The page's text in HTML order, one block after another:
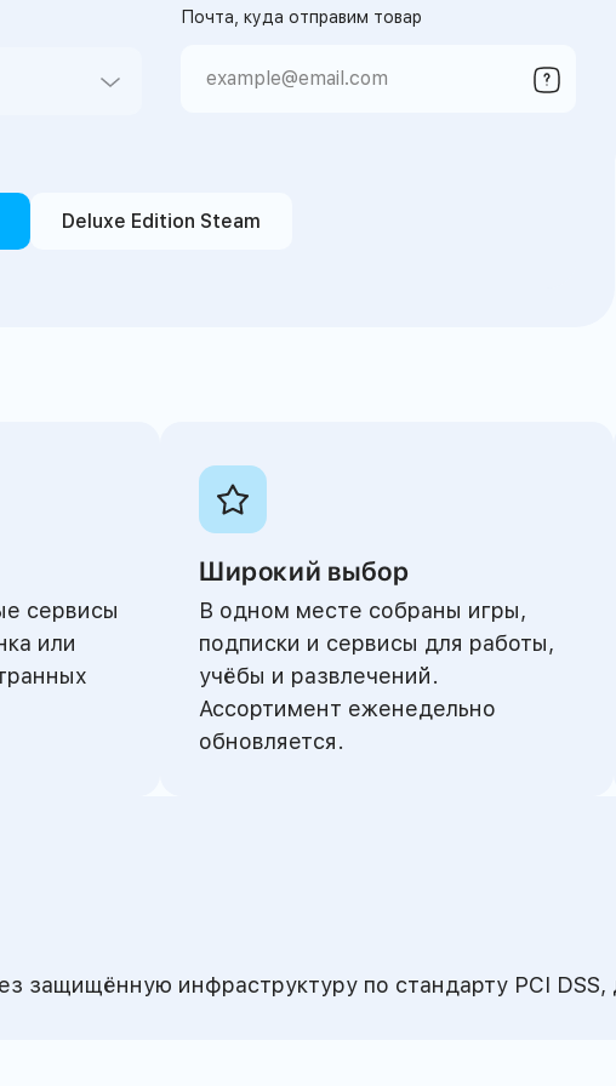
Почта, куда отправим товар
Deluxe Edition Steam
сервисы
или
Широкий выбор
В одном месте собраны игры,
подписки и сервисы для работы,
учёбы и развлечений.
Ассортимент еженедельно
обновляется.
защищённую инфраструктуру по стандарту PCI DSS,